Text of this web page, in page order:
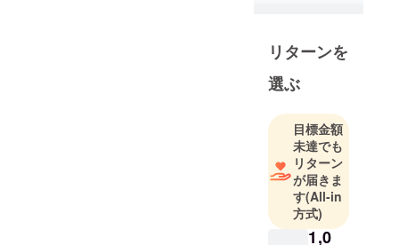
2014年5月に
た。
関係各社
（現在84
社）と連携
し、おいし
い水産物を
いつまでも
リターンを
選ぶ
目標金額
未達でも
リターン
が届きま
す(All-in
方式)
1,0